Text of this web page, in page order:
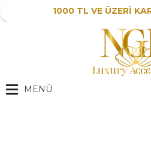
1000 TL VE ÜZERİ
MENÜ